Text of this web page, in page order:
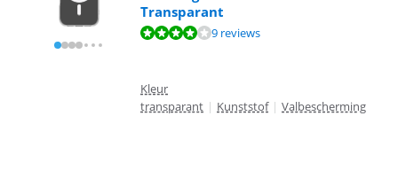
Transparant
Beoordeling is 7,7 van de 10, gebaseerd op 9 reviews.
9 reviews
Kleur
transparant | Kunststof | Valbescherming